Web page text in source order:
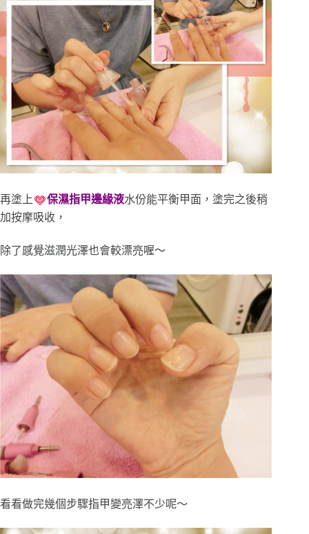
再塗上 保濕指甲邊緣液水份能平衡甲面，塗完之後稍
加按摩吸收，
除了感覺滋潤光澤也會較漂亮喔～
看看做完幾個步驟指甲變亮澤不少呢～